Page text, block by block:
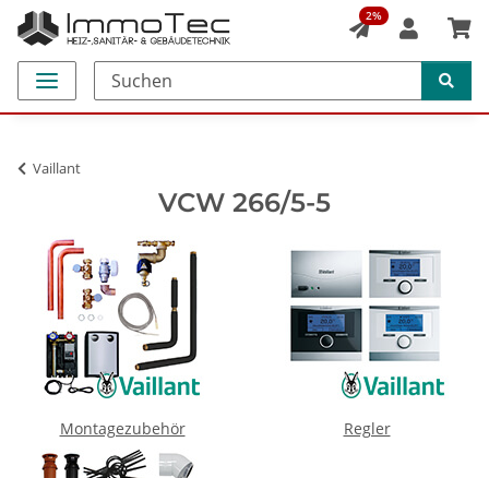
2%
Vaillant
VCW 266/5-5
Montagezubehör Regler